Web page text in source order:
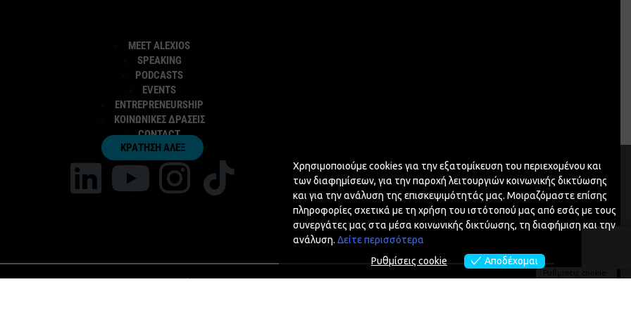
MEET ALEXIOS
SPEAKING
PODCASTS
EVENTS
ENTREPRENEURSHIP
ΚΟΙΝΩΝΙΚΕΣ ΔΡΑΣΕΙΣ
CONTACT
ΚΡΑΤΗΣΗ ΑΛΕΞ
Χρησιμοποιούμε cookies για την εξατομίκευση του περιεχομένου και
των διαφημίσεων, για την παροχή λειτουργιών κοινωνικής δικτύωσης
και για την ανάλυση της επισκεψιμότητάς μας. Μοιραζόμαστε επίσης
πληροφορίες σχετικά με τη χρήση του ιστότοπού μας από εσάς με τους
συνεργάτες μας στα μέσα κοινωνικής δικτύωσης, τη διαφήμιση και την
ανάλυση. Δείτε περισσότερα
Ρυθμίσεις cookie
Αποδέχομαι